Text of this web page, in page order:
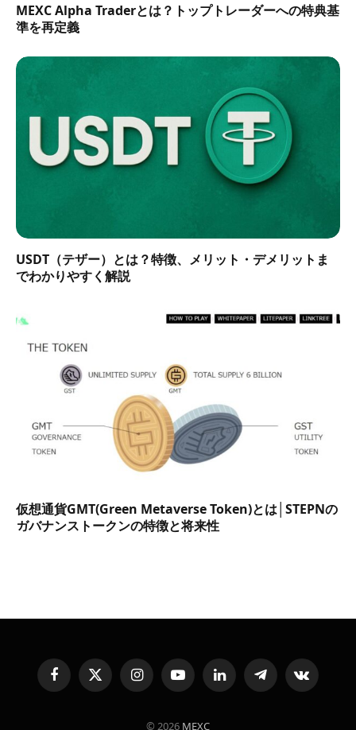
MEXC Alpha Traderとは？トップトレーダーへの特典基
準を再定義
USDT（テザー）とは？特徴、メリット・デメリットま
でわかりやすく解説
仮想通貨GMT(Green Metaverse Token)とは│STEPNの
ガバナンストークンの特徴と将来性
FacebookX
(Twitter)
InstagramYouTubeLinkedInTelegramVKontakte
© 2026 MEXC